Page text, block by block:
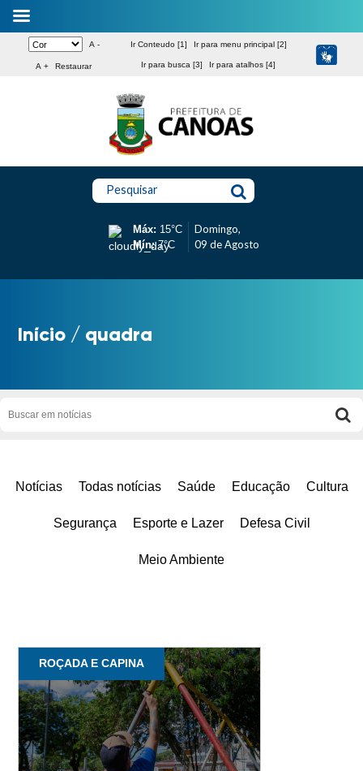
A -
A + Restaurar
Ir Conteudo [1] Ir para menu principal [2]
Ir para busca [3] Ir para atalhos [4]
Pesquisar
Máx: 15°C
Mín:7°C
Domingo,
09 de Agosto
Início / quadra
Notícias Todas notícias Saúde Educação Cultura
Segurança Esporte e Lazer Defesa Civil
Meio Ambiente
ROÇADA E CAPINA